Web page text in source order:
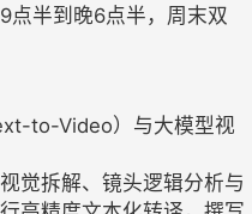
点半到晚6点半，周末双
to-Video）与大模型视
觉拆解、镜头逻辑分析与